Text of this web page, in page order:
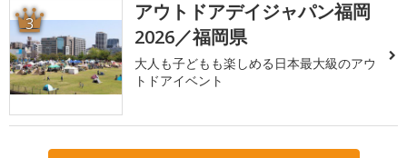
3
アウトドアデイジャパン福岡
2026／福岡県
大人も子どもも楽しめる日本最大級のアウ
トドアイベント